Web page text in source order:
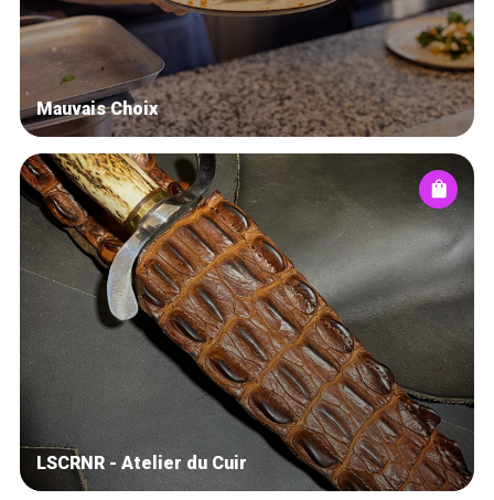
Mauvais Choix
LSCRNR - Atelier du Cuir